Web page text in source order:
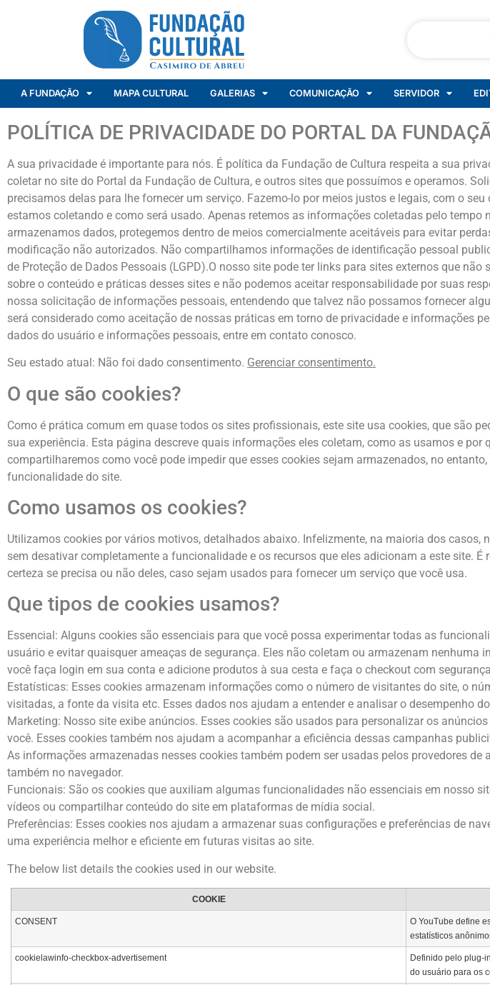
A FUNDAÇÃO MAPA CULTURAL GALERIAS COMUNICAÇÃO SERVIDOR
POLÍTICA DE PRIVACIDADE DO PORTAL DA
A sua privacidade é importante para nós. É política da Fundação de Cultura respeita a sua
coletar no site do Portal da Fundação de Cultura, e outros sites que possuímos e operamos.
precisamos delas para lhe fornecer um serviço. Fazemo-lo por meios justos e legais, com o
estamos coletando e como será usado. Apenas retemos as informações coletadas pelo
armazenamos dados, protegemos dentro de meios comercialmente aceitáveis para evitar
modificação não autorizados. Não compartilhamos informações de identificação pessoal
de Proteção de Dados Pessoais (LGPD).O nosso site pode ter links para sites externos que
sobre o conteúdo e práticas desses sites e não podemos aceitar responsabilidade por suas
nossa solicitação de informações pessoais, entendendo que talvez não possamos fornecer
será considerado como aceitação de nossas práticas em torno de privacidade e informações
dados do usuário e informações pessoais, entre em contato conosco.
Seu estado atual: Não foi dado consentimento. Gerenciar consentimento.
O que são cookies?
Como é prática comum em quase todos os sites profissionais, este site usa cookies, que são
sua experiência. Esta página descreve quais informações eles coletam, como as usamos e
compartilharemos como você pode impedir que esses cookies sejam armazenados, no
funcionalidade do site.
Como usamos os cookies?
Utilizamos cookies por vários motivos, detalhados abaixo. Infelizmente, na maioria dos casos,
sem desativar completamente a funcionalidade e os recursos que eles adicionam a este site.
certeza se precisa ou não deles, caso sejam usados para fornecer um serviço que você usa.
Que tipos de cookies usamos?
Essencial: Alguns cookies são essenciais para que você possa experimentar todas as
usuário e evitar quaisquer ameaças de segurança. Eles não coletam ou armazenam nenhuma
você faça login em sua conta e adicione produtos à sua cesta e faça o checkout com
Estatísticas: Esses cookies armazenam informações como o número de visitantes do site, o
visitadas, a fonte da visita etc. Esses dados nos ajudam a entender e analisar o desempenho
Marketing: Nosso site exibe anúncios. Esses cookies são usados ​​para personalizar os
você. Esses cookies também nos ajudam a acompanhar a eficiência dessas campanhas
As informações armazenadas nesses cookies também podem ser usadas pelos provedores
também no navegador.
Funcionais: São os cookies que auxiliam algumas funcionalidades não essenciais em nosso
vídeos ou compartilhar conteúdo do site em plataformas de mídia social.
Preferências: Esses cookies nos ajudam a armazenar suas configurações e preferências de
uma experiência melhor e eficiente em futuras visitas ao site.
The below list details the cookies used in our website.
COOKIE
CONSENT
O YouTube define
estatísticos
cookielawinfo-checkbox-advertisement
Definido pelo plug-
do usuário para os